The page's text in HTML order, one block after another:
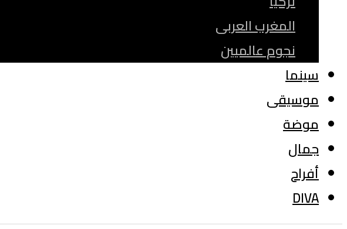
المغرب العربى
نجوم عالميين
سينما
موسيقى
موضة
جمال
أفراح
DIVA